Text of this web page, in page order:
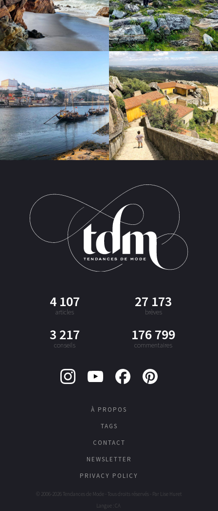
4 107
articles
27 173
brèves
3 217
conseils
176 799
commentaires
À PROPOS
TAGS
CONTACT
NEWSLETTER
PRIVACY POLICY
© 2006-2026 Tendances de Mode - Tous droits réservés - Par Lise Huret
Langue : CA